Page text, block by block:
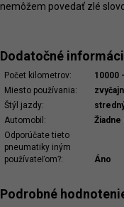
nemôžem povedať zlé
Dodatočné
Počet kilometrov:
10000
Miesto používania:
Štýl jazdy:
Automobil:
Žiadne
Odporúčate tieto
pneumatiky iným
používateľom?:
Áno
Podrobné